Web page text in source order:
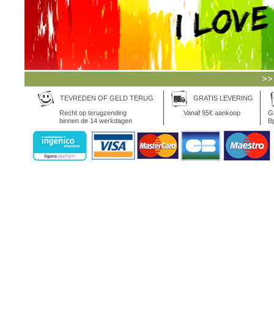
TEVREDEN OF GELD TERUG
Recht op terugzending
binnen de 14 werkdagen
GRATIS LEVERING
Vanaf 95€ aankoop